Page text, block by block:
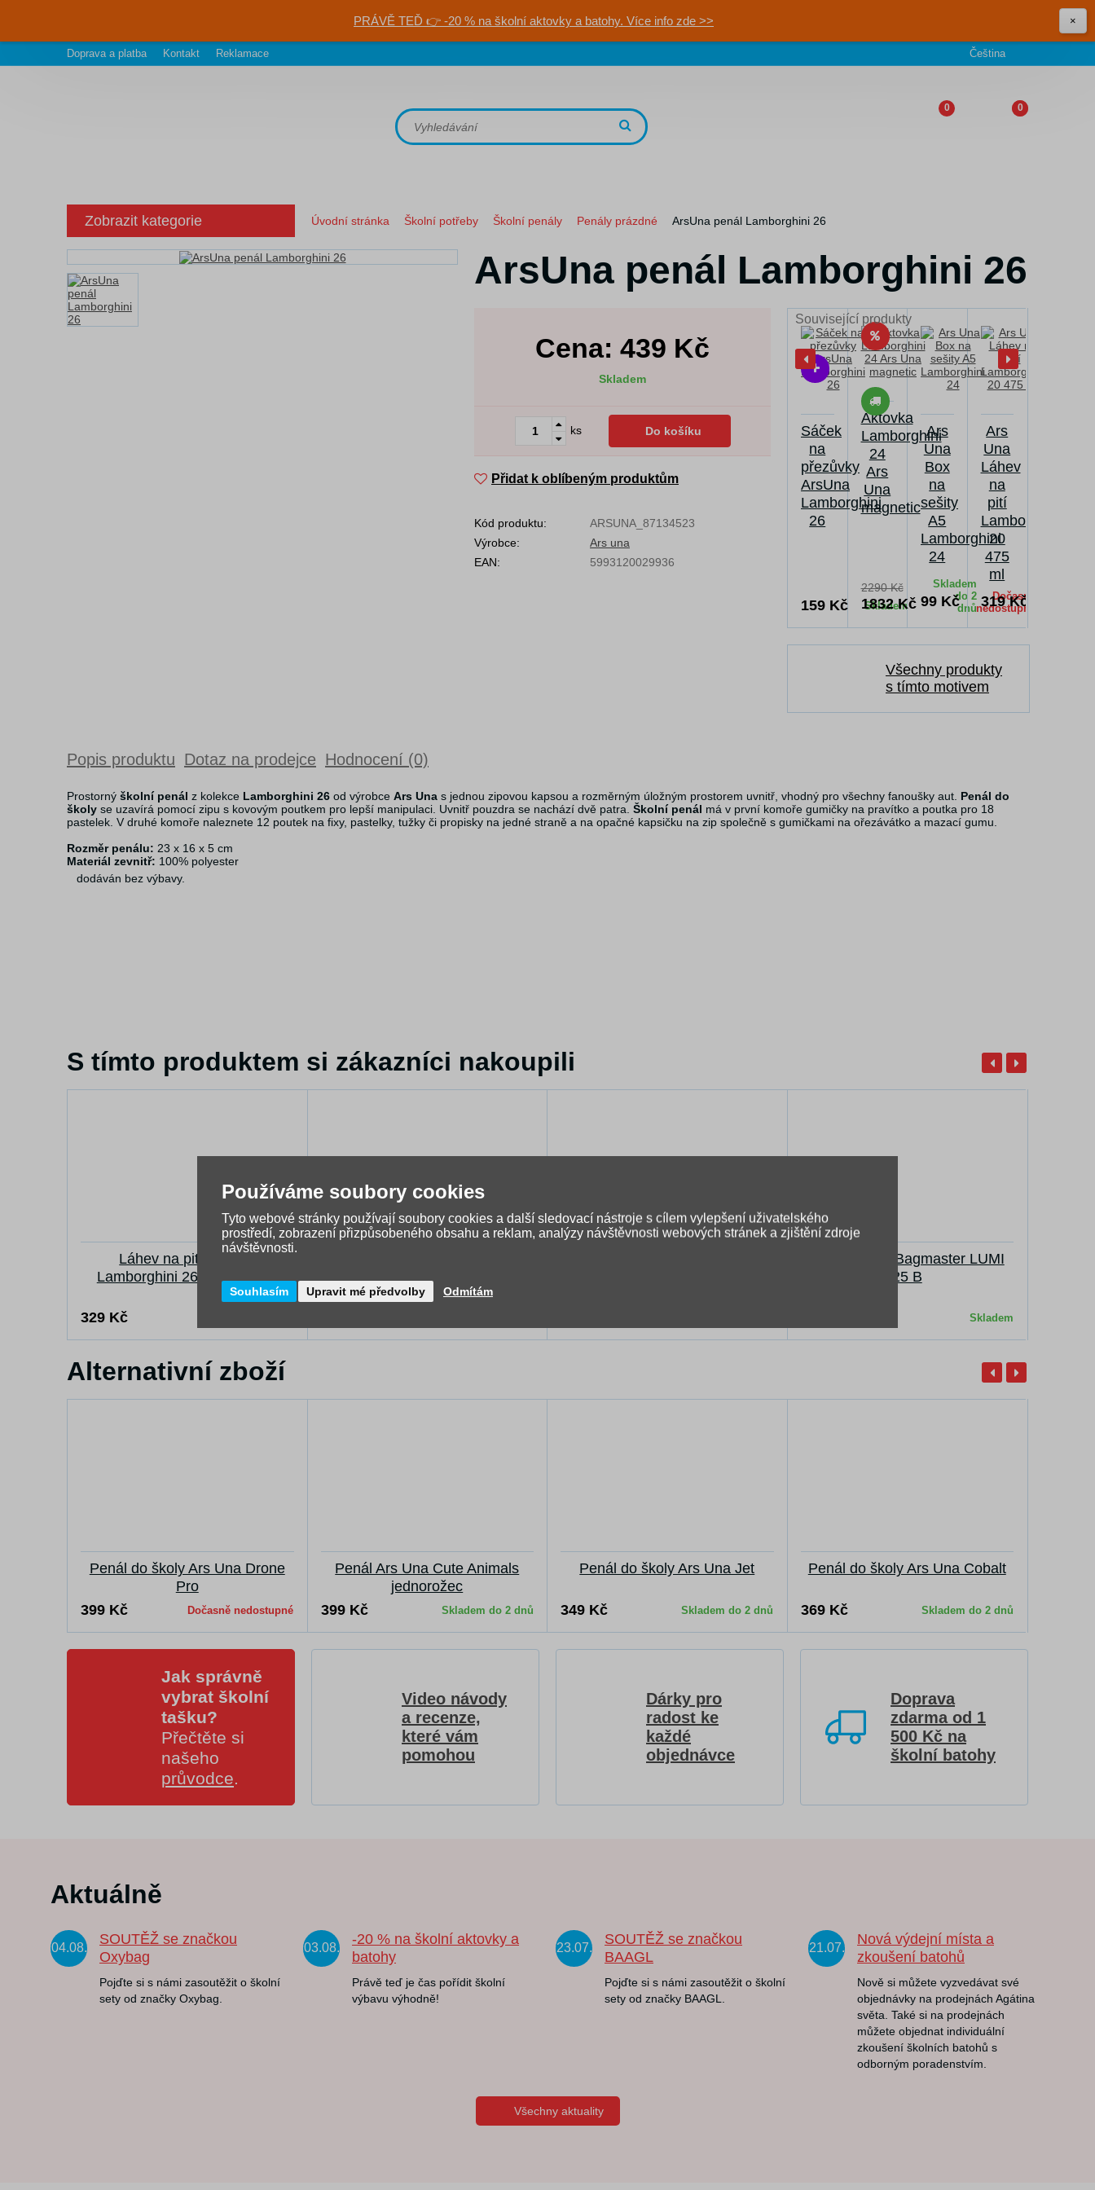
PRÁVĚ TEĎ 👉 -20 % na školní aktovky a batohy. Více info zde >> ×
Doprava a platba Kontakt Reklamace Čeština
0 0
Zobrazit kategorie Úvodní stránka Školní potřeby Školní penály Penály prázdné ArsUna penál Lamborghini 26
ArsUna penál Lamborghini 26
Cena: 439 Kč
Skladem
ks Do košíku
Přidat k oblíbeným produktům
Kód produktu:
ARSUNA_87134523
Výrobce:
Ars una
EAN:
5993120029936
Související produkty
Sáček
na
přezůvky
ArsUna
Lamborghini
26
159 Kč Skladem
Aktovka
Lamborghini
24
Ars
Una
magnetic
2290 Kč
1832 Kč
Skladem
do 2
dnů
Ars
Una
Box
na
sešity
A5
Lamborghini
24
99 Kč
Dočasně
nedostupné
Ars
Una
Láhev
na
pití
Lamborghini
20
475
ml
319 Kč
Všechny produkty
s tímto motivem
Popis produktu Dotaz na prodejce Hodnocení (0)
Prostorný školní penál z kolekce Lamborghini 26 od výrobce Ars Una s jednou zipovou kapsou a rozměrným úložným prostorem uvnitř, vhodný pro všechny fanoušky aut. Penál do
školy se uzavírá pomocí zipu s kovovým poutkem pro lepší manipulaci. Uvnitř pouzdra se nachází dvě patra. Školní penál má v první komoře gumičky na pravítko a poutka pro 18
pastelek. V druhé komoře naleznete 12 poutek na fixy, pastelky, tužky či propisky na jedné straně a na opačné kapsičku na zip společně s gumičkami na ořezávátko a mazací gumu.
Rozměr penálu: 23 x 16 x 5 cm
Materiál zevnitř: 100% polyester
dodáván bez výbavy.
S tímto produktem si zákazníci nakoupili
Láhev na pití ArsUna
Lamborghini 26 šedá 475ml
329 Kč
Lamborghini 26 A4
Vak na záda Bagmaster LUMI
25 B
Skladem
Alternativní zboží
Penál do školy Ars Una Drone
Pro
399 Kč
Dočasně nedostupné
Penál Ars Una Cute Animals
jednorožec
399 Kč
Skladem do 2 dnů
Penál do školy Ars Una Jet
349 Kč Skladem do 2 dnů
Penál do školy Ars Una Cobalt
369 Kč Skladem do 2 dnů
Jak správně
vybrat školní
tašku?
Přečtěte si
našeho
průvodce.
Video návody
a recenze,
které vám
pomohou
Dárky pro
radost ke
každé
objednávce
Doprava
zdarma od 1
500 Kč na
školní batohy
Aktuálně
04.08.
SOUTĚŽ se značkou
Oxybag
Pojďte si s námi zasoutěžit o školní
sety od značky Oxybag.
03.08.
-20 % na školní aktovky a
batohy
Právě teď je čas pořídit školní
výbavu výhodně!
23.07.
SOUTĚŽ se značkou
BAAGL
Pojďte si s námi zasoutěžit o školní
sety od značky BAAGL.
21.07.
Nová výdejní místa a
zkoušení batohů
Nově si můžete vyzvedávat své
objednávky na prodejnách Agátina
světa. Také si na prodejnách
můžete objednat individuální
zkoušení školních batohů s
odborným poradenstvím.
Všechny aktuality
Používáme soubory cookies
Tyto webové stránky používají soubory cookies a další sledovací nástroje s cílem vylepšení uživatelského
prostředí, zobrazení přizpůsobeného obsahu a reklam, analýzy návštěvnosti webových stránek a zjištění zdroje
návštěvnosti.
Souhlasím Upravit mé předvolby Odmítám